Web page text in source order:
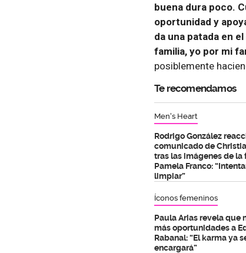
buena dura poco.
oportunidad y
da una patada en
familia, yo por mi
posiblemente
Te recomendamos
Men's Heart
Rodrigo González
comunicado de
tras las imágenes de la
Pamela Franco:
limpiar”
Íconos femeninos
Paula Arias revela que
más oportunidades a
Rabanal: “El karma ya
encargará”